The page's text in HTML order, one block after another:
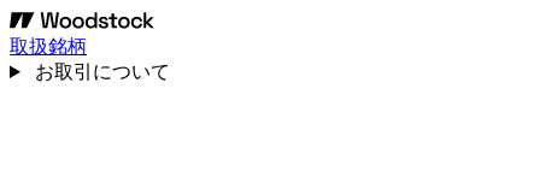
取扱銘柄
お取引について